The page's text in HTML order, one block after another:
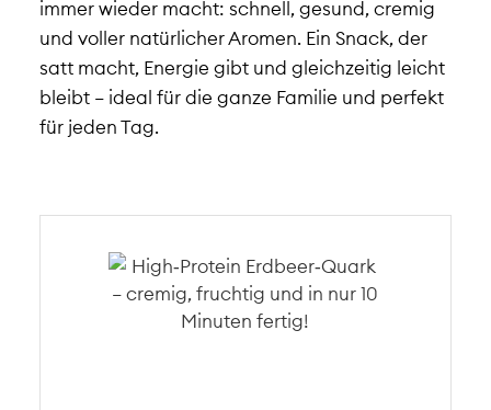
immer wieder macht: schnell, gesund, cremig
und voller natürlicher Aromen. Ein Snack, der
satt macht, Energie gibt und gleichzeitig leicht
bleibt – ideal für die ganze Familie und perfekt
für jeden Tag.